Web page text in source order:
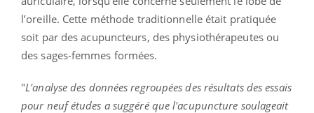
l’oreille. Cette méthode traditionnelle était pratiquée
soit par des acupuncteurs, des physiothérapeutes ou
des sages-femmes formées.
"L'analyse des données regroupées des résultats des essais
pour neuf études a suggéré que l'acupuncture soulageait